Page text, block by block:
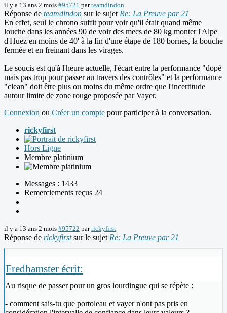
il y a 13 ans 2 mois #95721 parteamdindon
Réponse de teamdindon sur le sujet Re: La Preuve par 21
En effet, seul le chrono suffit pour voir qu'il était quand même
louche dans les années 90 de voir des mecs de 80 kg monter l'Alpe
d'Huez en moins de 40' à la fin d'une étape de 180 bornes, la bouche
fermée et en freinant dans les virages.
Le soucis est qu'à l'heure actuelle, l'écart entre la performance "dopé
mais pas trop pour passer au travers des contrôles" et la performance
"clean" doit être plus ou moins du même ordre que l'incertitude
autour limite de zone rouge proposée par Vayer.
Connexion ou Créer un compte pour participer à la conversation.
rickyfirst
Hors Ligne
Membre platinium
Messages : 1433
Remerciements reçus 24
il y a 13 ans 2 mois #95722 parrickyfirst
Réponse de rickyfirstsur le sujet Re: La Preuve par 21
Fredhamster écrit:
Au risque de passer pour un gros lourdingue qui se répète :
- comment sais-tu que portoleau et vayer n'ont pas pris en